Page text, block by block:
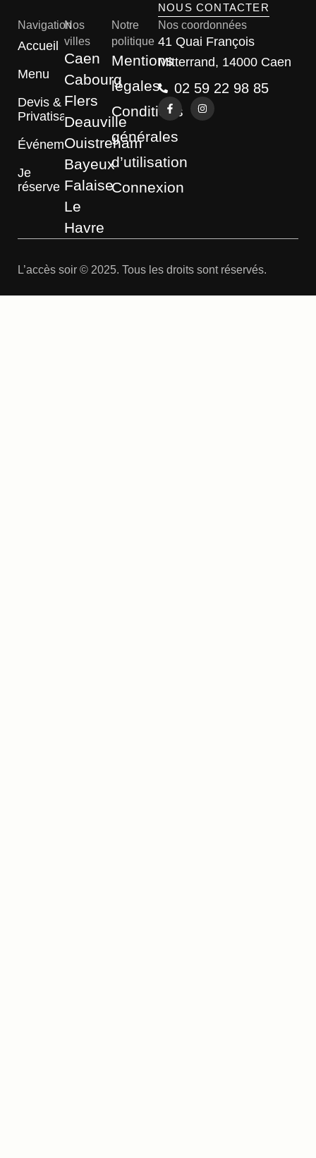
NOUS CONTACTER
Navigation
Accueil
Menu
Devis &
Privatisation
Événements
Je
réserve
Nos
villes
Caen
Cabourg
Flers
Deauville
Ouistreham
Bayeux
Falaise
Le
Havre
Notre
politique
Mentions
légales
Conditions
générales
d’utilisation
Connexion
Nos coordonnées
41 Quai François
Mitterrand, 14000 Caen
02 59 22 98 85
L’accès soir © 2025. Tous les droits sont réservés.